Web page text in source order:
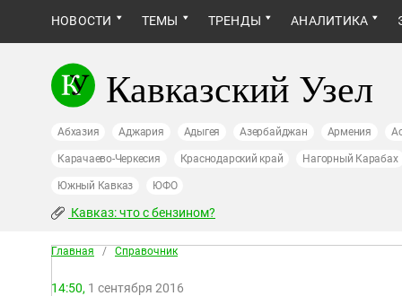
НОВОСТИ ТЕМЫ ТРЕНДЫ АНАЛИТИКА
Кавказский Узел
Абхазия Аджария Адыгея Азербайджан Армения
Карачаево-Черкесия Краснодарский край Нагорный Карабах
Южный Кавказ ЮФО
Кавказ: что с бензином?
Главная / Справочник
14:50, 1 сентября 2016